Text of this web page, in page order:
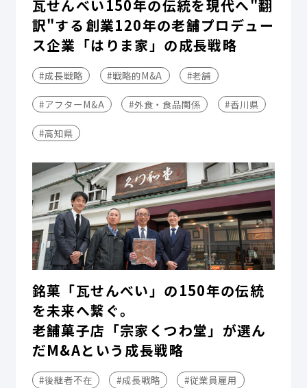
瓦せんべい150年の伝統を現代へ"翻
訳"する――創業120年の老舗プロデュー
ス企業「はりま家」の成長戦略
#成長戦略 #戦略的M&A #老舗
#アフターM&A #外食・食品関係 #香川県
#高知県
銘菓「瓦せんべい」の150年の伝統
を未来へ繋ぐ。
老舗菓子店「宗家くつわ堂」が選ん
だM&Aという成長戦略
#後継者不在 #成長戦略 #従業員雇用